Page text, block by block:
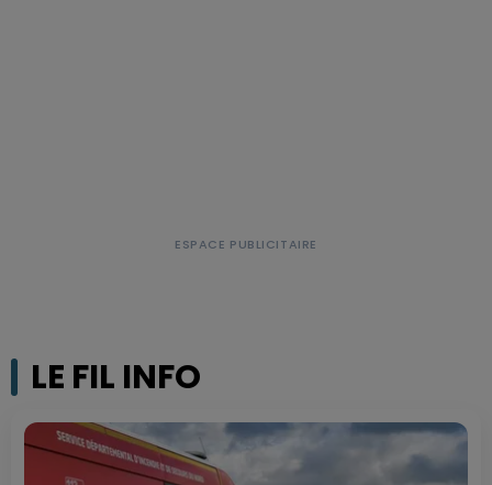
LE FIL INFO